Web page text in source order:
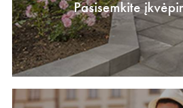
Pasisemkite